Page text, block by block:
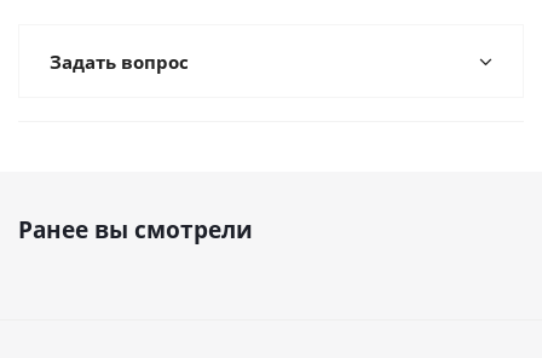
Задать вопрос
Ранее вы смотрели